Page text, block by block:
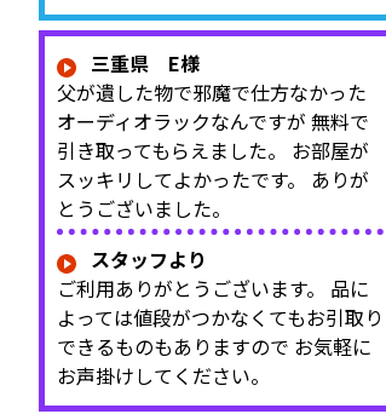
三重県 E様
父が遺した物で邪魔で仕方なかった
オーディオラックなんですが 無料で
引き取ってもらえました。 お部屋が
スッキリしてよかったです。 ありが
とうございました。
スタッフより
ご利用ありがとうございます。 品に
よっては値段がつかなくてもお引取り
できるものもありますので お気軽に
お声掛けしてください。